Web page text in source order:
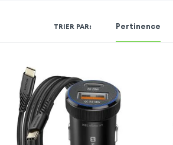
TRIER PAR: Pertinence